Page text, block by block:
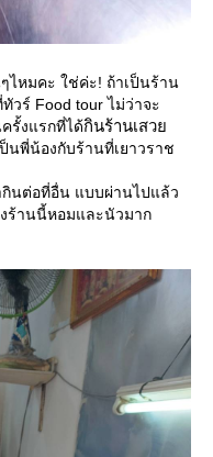
ไหมคะ ใช่ค่ะ! ถ้าเป็นร้าน
วร์ Food tour ไม่ว่าจะ
รั้งแรกที่ได้กินร้านเสว
นพี่น้องกับร้านที่เยาวราช
กินต่อที่อื่น แบบผ่านไปแล้ว
ร้านนี้หอมและนัวมาก